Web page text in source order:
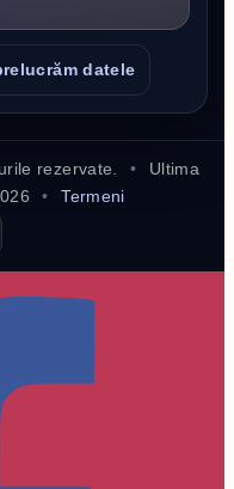
datele
rezervate. •
Ultima
•
Termeni